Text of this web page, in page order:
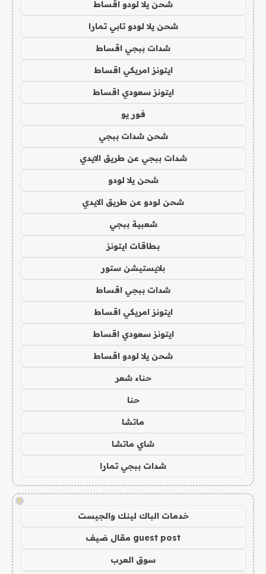
شحن يلا لودو اقساط
شحن يلا لودو تابي تمارا
شدات ببجي اقساط
ايتونز امريكي اقساط
ايتونز سعودي اقساط
فور يو
شحن شدات ببجي
شدات ببجي عن طريق الايدي
شحن يلا لودو
شحن لودو عن طريق الايدي
شعبية ببجي
بطاقات ايتونز
بلايستيشن ستور
شدات ببجي اقساط
ايتونز امريكي اقساط
ايتونز سعودي اقساط
شحن يلا لودو اقساط
حناء شعر
حنا
ماتشا
شاي ماتشا
شدات ببجي تمارا
!
خدمات الباك لينك والجيست
guest post مقال ضيف
سوق العرب